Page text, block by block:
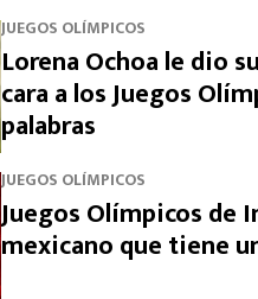
JUEGOS OLÍMPICOS
Lorena Ochoa le dio
cara a los Juegos
palabras
JUEGOS OLÍMPICOS
Juegos Olímpicos de
mexicano que tiene